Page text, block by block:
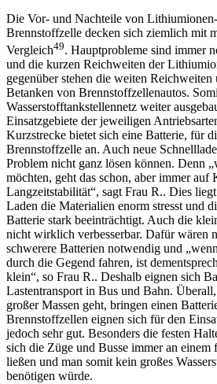
Die Vor- und Nachteile von
Brennstoffzelle decken sich ziemlich mit
Vergleich49. Hauptprobleme sind immer
und die kurzen Reichweiten der
gegenüber stehen die weiten Reichweiten
Betanken von Brennstoffzellenautos.
Wasserstofftankstellennetz weiter
Einsatzgebiete der jeweiligen
Kurzstrecke bietet sich eine Batterie, für
Brennstoffzelle an. Auch neue
Problem nicht ganz lösen können. Denn
möchten, geht das schon, aber immer auf
Langzeitstabilität“, sagt Frau R.. Dies
Laden die Materialien enorm stresst und
Batterie stark beeinträchtigt. Auch die
nicht wirklich verbesserbar. Dafür wären
schwerere Batterien notwendig und
durch die Gegend fahren, ist
klein“, so Frau R.. Deshalb eignen sich
Lastentransport in Bus und Bahn.
großer Massen geht, bringen einen
Brennstoffzellen eignen sich für den
jedoch sehr gut. Besonders die festen
sich die Züge und Busse immer an einem
ließen und man somit kein großes
benötigen würde.